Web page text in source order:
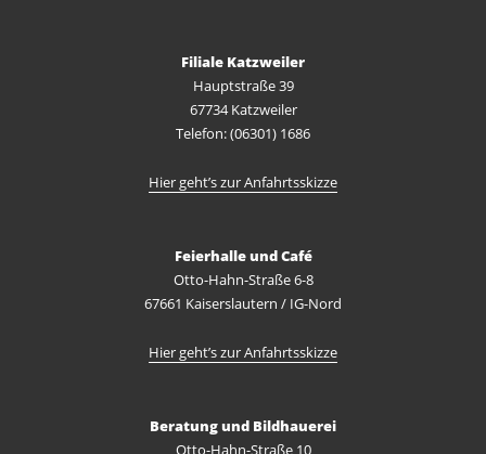
Filiale Katzweiler
Hauptstraße 39
67734 Katzweiler
Telefon: (06301) 1686
Hier geht’s zur Anfahrtsskizze
Feierhalle und Café
Otto-Hahn-Straße 6-8
67661 Kaiserslautern / IG-Nord
Hier geht’s zur Anfahrtsskizze
Beratung und Bildhauerei
Otto-Hahn-Straße 10